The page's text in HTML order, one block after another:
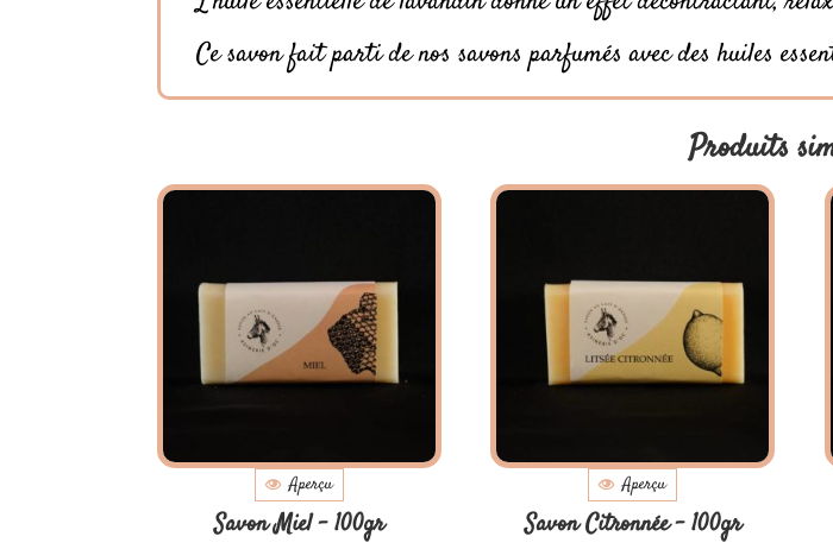
Ce savon fait parti de nos savons parfumés avec des huiles
Produits
Aperçu
Savon Miel – 100gr
Aperçu
Savon Citronnée – 100gr